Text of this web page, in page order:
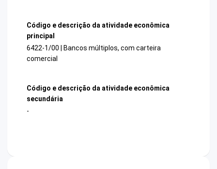
Código e descrição da atividade econômica
principal
6422-1/00 | Bancos múltiplos, com carteira
comercial
Código e descrição da atividade econômica
secundária
-